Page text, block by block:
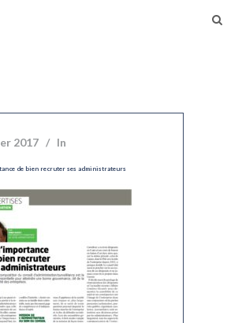
2017 In
de bien recruter ses administrateurs